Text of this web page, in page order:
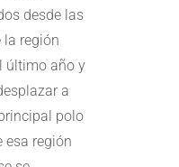
desde las
región
último año y
a
polo
esa región